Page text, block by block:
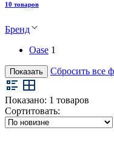
10 товаров
Бренд
Oase 1
Показать Сбросить все
Показано: 1 товаров
Сортитовать: